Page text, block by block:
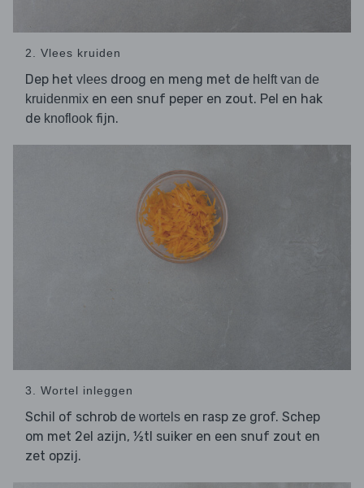
2. Vlees kruiden
Dep het vlees droog en meng met de helft van de
kruidenmix en een snuf peper en zout. Pel en hak
de knoflook fijn.
3. Wortel inleggen
Schil of schrob de wortels en rasp ze grof. Schep
om met 2el azijn, ½tl suiker en een snuf zout en
zet opzij.